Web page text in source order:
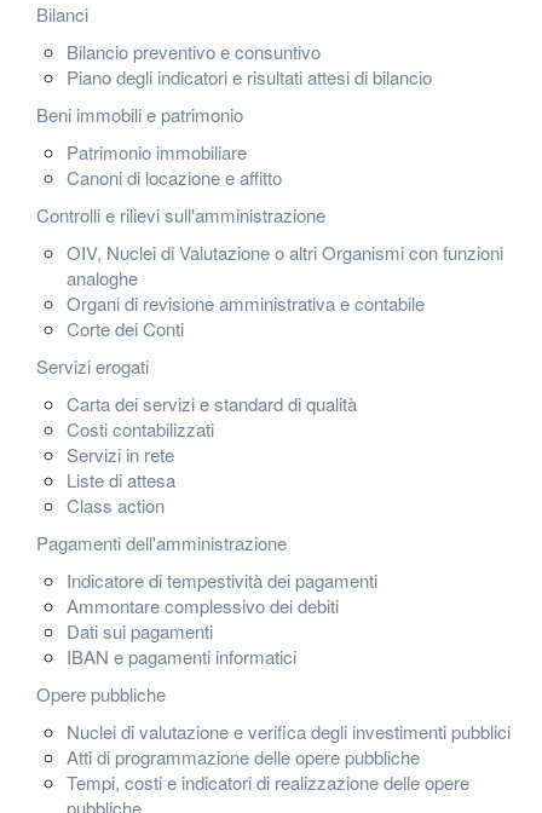
Bilanci
Bilancio preventivo e consuntivo
Piano degli indicatori e risultati attesi di bilancio
Beni immobili e patrimonio
Patrimonio immobiliare
Canoni di locazione e affitto
Controlli e rilievi sull'amministrazione
OIV, Nuclei di Valutazione o altri Organismi con funzioni
analoghe
Organi di revisione amministrativa e contabile
Corte dei Conti
Servizi erogati
Carta dei servizi e standard di qualità
Costi contabilizzati
Servizi in rete
Liste di attesa
Class action
Pagamenti dell'amministrazione
Indicatore di tempestività dei pagamenti
Ammontare complessivo dei debiti
Dati sui pagamenti
IBAN e pagamenti informatici
Opere pubbliche
Nuclei di valutazione e verifica degli investimenti pubblici
Atti di programmazione delle opere pubbliche
Tempi, costi e indicatori di realizzazione delle opere
pubbliche